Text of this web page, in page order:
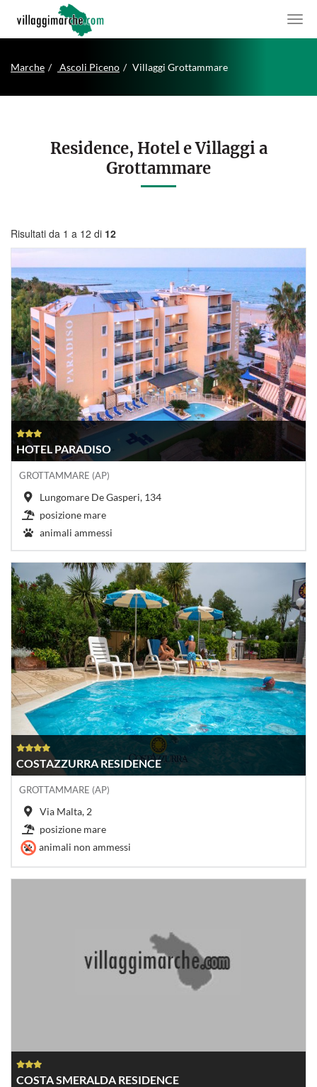
Marche Ascoli Piceno Villaggi Grottammare
Residence, Hotel e Villaggi a
Grottammare
Risultati da 1 a 12 di 12
HOTEL PARADISO
GROTTAMMARE (AP)
Lungomare De Gasperi, 134
posizione mare
animali ammessi
COSTAZZURRA RESIDENCE
GROTTAMMARE (AP)
Via Malta, 2
posizione mare
animali non ammessi
COSTA SMERALDA RESIDENCE